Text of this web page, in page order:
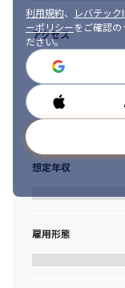
利用規約、 レバテッ
ーポリシーをご確認の
ださい。
アクセス
勤務時間
想定年収
雇用形態